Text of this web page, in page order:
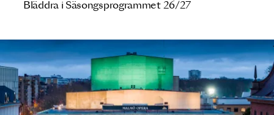
Bläddra i Säsongsprogrammet 26/27